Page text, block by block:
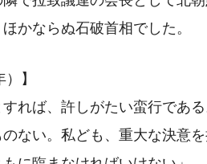
かならぬ石破首相でした。
】
すれば、許しがたい蛮行であ
ない。私ども、重大な決意